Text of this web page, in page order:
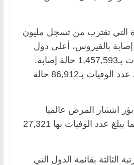
التي تقترب من تسجل مليون
بالفيروس، أعلى دول
العالم تسجيلا للإصابات بـ1,457,593 حالة إصابة.
وهي الأولى أيضا في عدد الوفيات بـ86,912 حالة
بؤر انتشار المرض عالميا
بـ272,646 إصابة، فيما يبلغ عدد الوفيات بها 27,321
الثالثة بقائمة الدول التي